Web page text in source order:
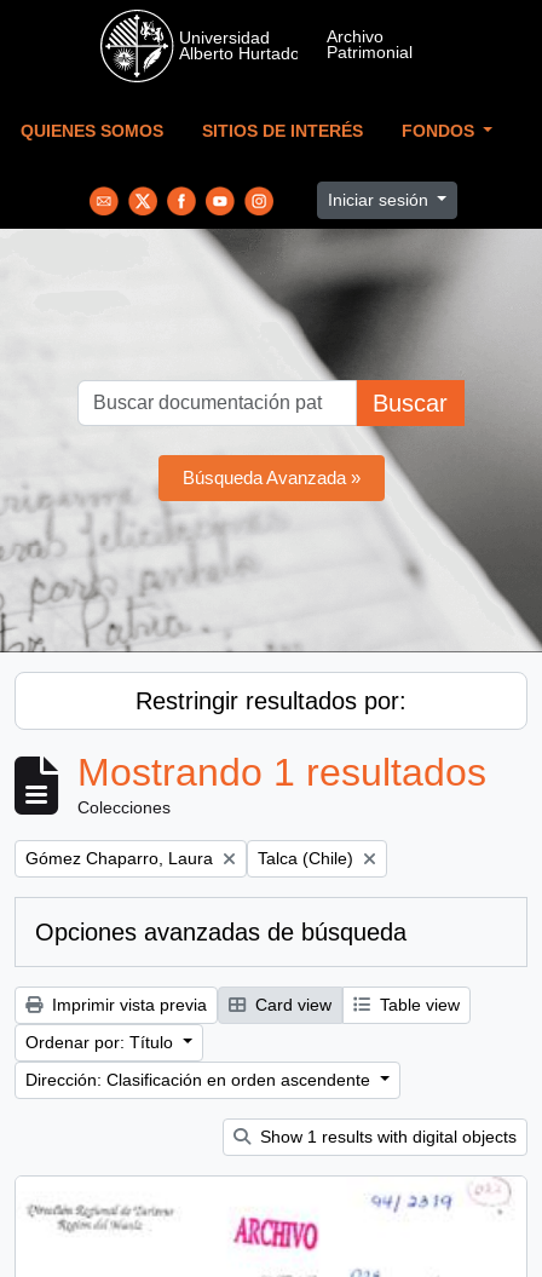
Skip to main content
QUIENES SOMOS SITIOS DE INTERÉS FONDOS
Iniciar sesión
Buscar
Búsqueda Avanzada »
Restringir resultados por:
Mostrando 1 resultados
Colecciones
Remove filter:
Gómez Chaparro, Laura Remove filter:
Talca (Chile)
Opciones avanzadas de búsqueda
Imprimir vista previa Card view
Table view
Ordenar por: Título
Dirección: Clasificación en orden ascendente
Show 1 results with digital objects